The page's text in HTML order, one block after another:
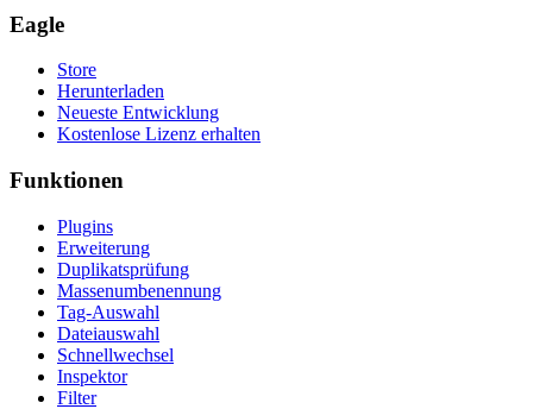
Eagle
Store
Herunterladen
Neueste Entwicklung
Kostenlose Lizenz erhalten
Funktionen
Plugins
Erweiterung
Duplikatsprüfung
Massenumbenennung
Tag-Auswahl
Dateiauswahl
Schnellwechsel
Inspektor
Filter